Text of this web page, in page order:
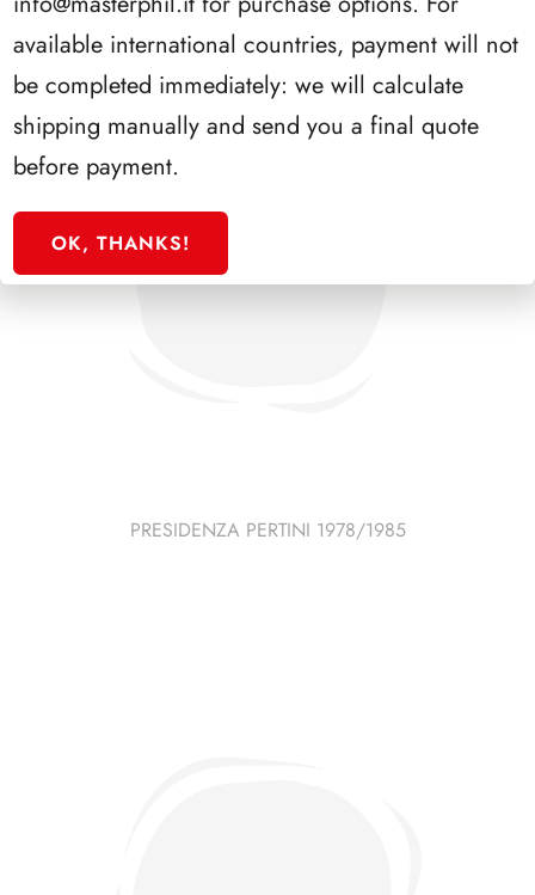
PRESIDENZA PERTINI 1978/1985
available international countries, payment will not
be completed immediately: we will calculate
shipping manually and send you a final quote
before payment.
OK, THANKS!